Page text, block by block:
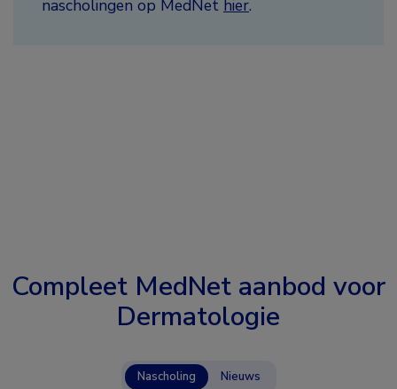
nascholingen op MedNet hier.
Compleet MedNet aanbod voor
Dermatologie
Nascholing Nieuws